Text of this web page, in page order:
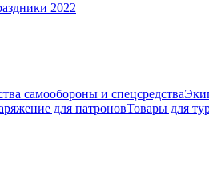
2022
самообороны и спецсредства
для патроновТовары для